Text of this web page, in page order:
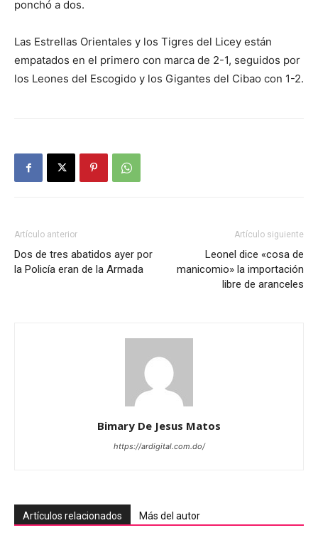
ponchó a dos.
Las Estrellas Orientales y los Tigres del Licey están
empatados en el primero con marca de 2-1, seguidos por
los Leones del Escogido y los Gigantes del Cibao con 1-2.
Artículo anterior
Dos de tres abatidos ayer por
la Policía eran de la Armada
Artículo siguiente
Leonel dice «cosa de
manicomio» la importación
libre de aranceles
Bimary De Jesus Matos
https://ardigital.com.do/
Artículos relacionados Más del autor